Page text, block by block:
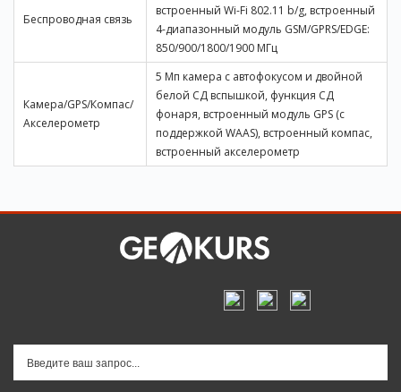
Беспроводная связь
встроенный Wi-Fi 802.11 b/g, встроенный
4-диапазонный модуль GSM/GPRS/EDGE:
850/900/1800/1900 МГц
Камера/GPS/Компас/
Акселерометр
5 Мп камера с автофокусом и двойной
белой СД вспышкой, функция СД
фонаря, встроенный модуль GPS (с
поддержкой WAAS), встроенный компас,
встроенный акселерометр